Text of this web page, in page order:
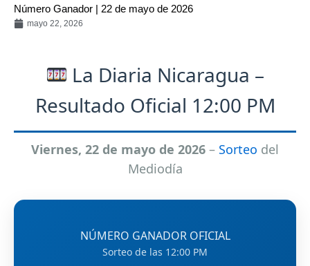
Número Ganador | 22 de mayo de 2026
mayo 22, 2026
La Diaria Nicaragua –
Resultado Oficial 12:00 PM
Viernes, 22 de mayo de 2026 – Sorteo del
Mediodía
NÚMERO GANADOR OFICIAL
Sorteo de las 12:00 PM